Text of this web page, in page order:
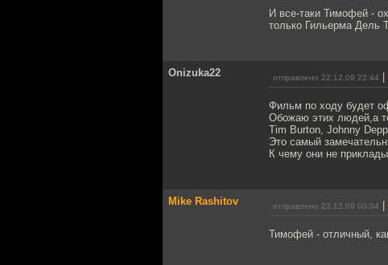
И все-таки Тимофей -
только Гильерма Дель
Onizuka22 отправлено 22.12.09 22:44
Фильм по ходу будет
Обожаю этих людей,а
Tim Burton, Johnny
Это самый
К чему они не
Mike Rashitov отправлено 23.12.09 00:04
Тимофей - отличный,